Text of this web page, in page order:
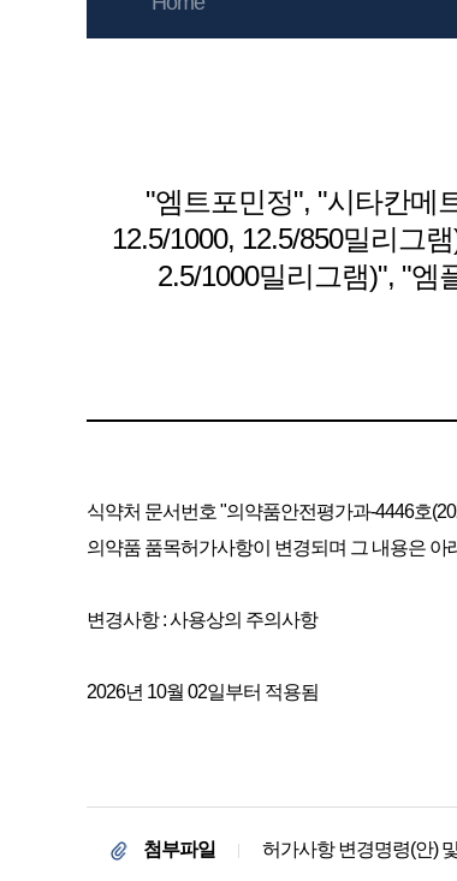
"엠트포민정", "시타칸메
12.5/1000, 12.5/850밀리그
2.5/1000밀리그램)", "엠
식약처 문서번호 "의약품안전평가과-4446호
의약품 품목허가사항이 변경되며 그 내용은 아
변경사항 : 사용상의 주의사항
2026년 10월 02일부터 적용됨
첨부파일 허가사항 변경명령(안)